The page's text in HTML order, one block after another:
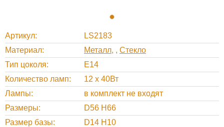
Артикул
LS2183
Материал
Металл , Стекло
Тип цоколя
E14
Количество ламп
12 x 40Вт
Лампы
в комплект не входят
Размеры
D56 H66
Размер базы
D14 H10